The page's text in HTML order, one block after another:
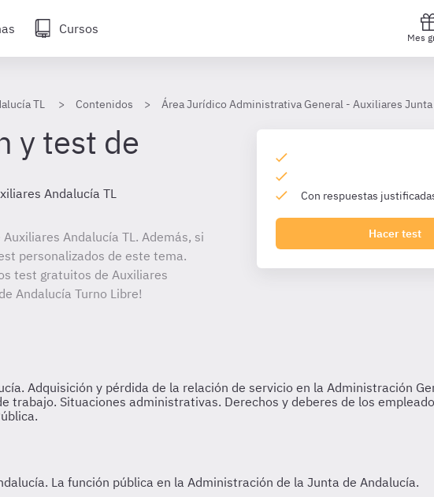
Cursos
Mes
TL Contenidos Área Jurídico Administrativa General - Auxiliares
y test de
Andalucía TL
Andalucía TL. Además, si
personalizados de este tema.
test gratuitos de Auxiliares
Andalucía Turno Libre!
Con respuestas
Hacer test
La función pública en la Administración de la Junta de Andalucía.